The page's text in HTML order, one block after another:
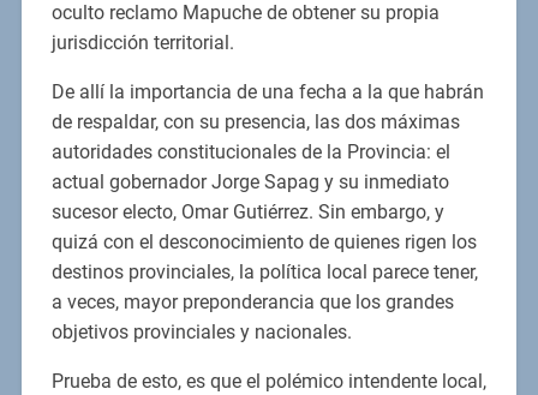
oculto reclamo Mapuche de obtener su propia
jurisdicción territorial.
De allí la importancia de una fecha a la que habrán
de respaldar, con su presencia, las dos máximas
autoridades constitucionales de la Provincia: el
actual gobernador Jorge Sapag y su inmediato
sucesor electo, Omar Gutiérrez. Sin embargo, y
quizá con el desconocimiento de quienes rigen los
destinos provinciales, la política local parece tener,
a veces, mayor preponderancia que los grandes
objetivos provinciales y nacionales.
Prueba de esto, es que el polémico intendente local,